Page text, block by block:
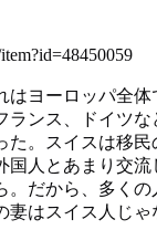
ヨーロッパ全
ランス、ドイツ
た。スイスは移
国人とあまり交
だから、多く
はスイス人じ